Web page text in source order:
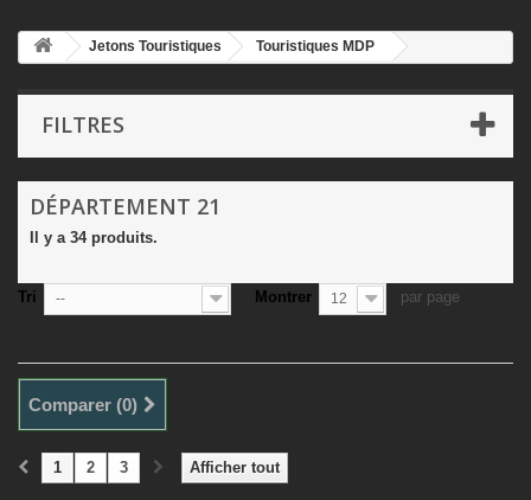
Jetons Touristiques
Touristiques MDP
FILTRES
DÉPARTEMENT 21
Il y a 34 produits.
Tri -- Montrer 12 par page
Comparer (0)
Afficher tout
1 2 3